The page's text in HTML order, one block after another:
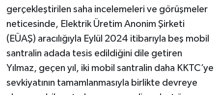
gerçekleştirilen saha incelemeleri ve görüşmeler
neticesinde, Elektrik Üretim Anonim Şirketi
(EÜAŞ) aracılığıyla Eylül 2024 itibarıyla beş mobil
santralin adada tesis edildiğini dile getiren
Yılmaz, geçen yıl, iki mobil santralin daha KKTC’ye
sevkiyatının tamamlanmasıyla birlikte devreye